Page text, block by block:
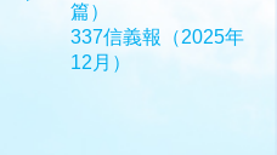
篇）
337信義報（2025年
12月）